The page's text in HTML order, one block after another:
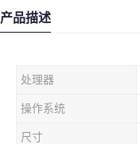
产品描述
处理器
操作系统
尺寸